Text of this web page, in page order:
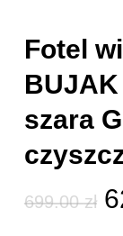
Fotel
szara
699.00zł